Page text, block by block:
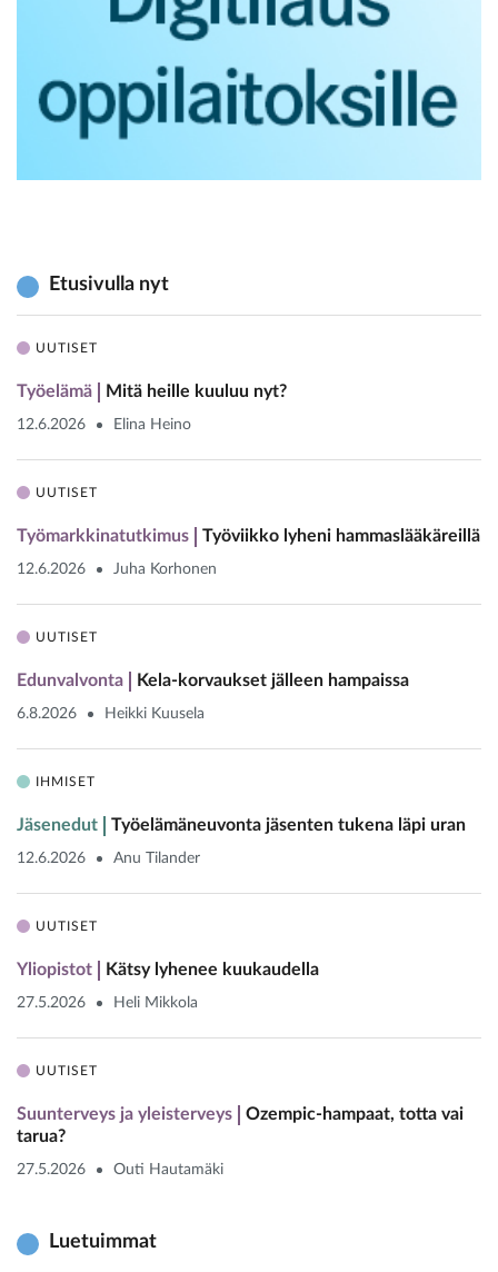
Etusivulla nyt
UUTISET
Työelämä Mitä heille kuuluu nyt?
12.6.2026 Elina Heino
UUTISET
Työmarkkinatutkimus Työviikko lyheni hammaslääkäreillä
12.6.2026 Juha Korhonen
UUTISET
Edunvalvonta Kela-korvaukset jälleen hampaissa
6.8.2026 Heikki Kuusela
IHMISET
Jäsenedut Työelämäneuvonta jäsenten tukena läpi uran
12.6.2026 Anu Tilander
UUTISET
Yliopistot Kätsy lyhenee kuukaudella
27.5.2026 Heli Mikkola
UUTISET
Suunterveys ja yleisterveys
Ozempic-hampaat, totta vai
tarua?
27.5.2026 Outi Hautamäki
Luetuimmat